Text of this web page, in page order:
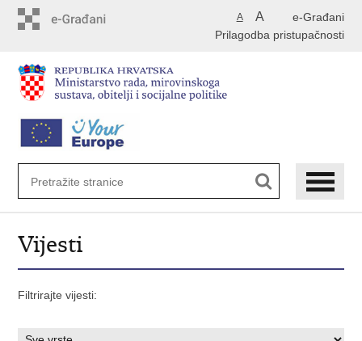
e-Građani
A A
Prilagodba pristupačnosti
Vijesti
Filtrirajte vijesti: